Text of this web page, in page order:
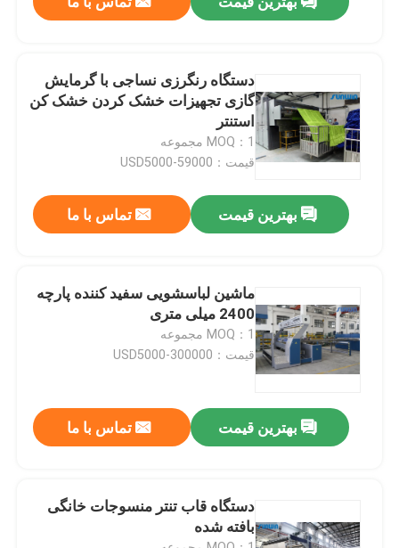
درباره ما
تور کارخانه
با ما تماس بگیرید
درخواست نقل قول
دستگاه استنتر نساجی
دستگاه استنتر فابریک
دستگاه رنگرزی نساجی با گرمایش
گازی تجهیزات خشک کردن خشک کن
استنتر
MOQ：1 مجموعه
قیمت：USD5000-59000
بهترین قیمت تماس با ما
ماشین لباسشویی سفید کننده پارچه
2400 میلی متری
MOQ：1 مجموعه
قیمت：USD5000-300000
بهترین قیمت تماس با ما
دستگاه قاب تنتر منسوجات خانگی
بافته شده